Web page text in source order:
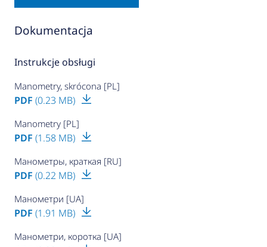
Dokumentacja
Instrukcje obsługi
Manometry, skrócona [PL]
PDF (0.23 MB)
Manometry [PL]
PDF (1.58 MB)
Манометры, краткая [RU]
PDF (0.22 MB)
Манометри [UA]
PDF (1.91 MB)
Манометри, коротка [UA]